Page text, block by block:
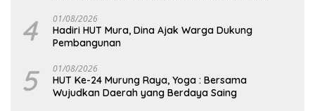
4 01/08/2026
Hadiri HUT Mura, Dina Ajak Warga Dukung
Pembangunan
5 01/08/2026
HUT Ke-24 Murung Raya, Yoga : Bersama
Wujudkan Daerah yang Berdaya Saing